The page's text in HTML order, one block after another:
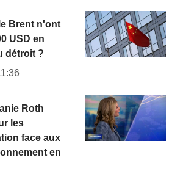
Brent n'ont
USD en
détroit ?
Roth
les
face aux
en